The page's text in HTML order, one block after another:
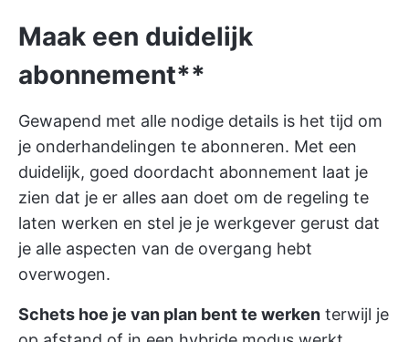
Maak een duidelijk
abonnement**
Gewapend met alle nodige details is het tijd om
je onderhandelingen te abonneren. Met een
duidelijk, goed doordacht abonnement laat je
zien dat je er alles aan doet om de regeling te
laten werken en stel je je werkgever gerust dat
je alle aspecten van de overgang hebt
overwogen.
Schets hoe je van plan bent te werken terwijl je